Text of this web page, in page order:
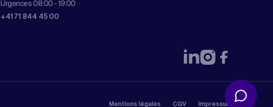
Urgences 08:00 - 19:00
+41 71 844 45 00
Mentions légales CGV Impressum